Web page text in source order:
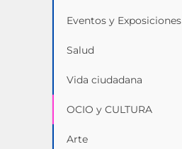
Eventos y Exposiciones
Salud
Vida ciudadana
OCIO y CULTURA
Arte